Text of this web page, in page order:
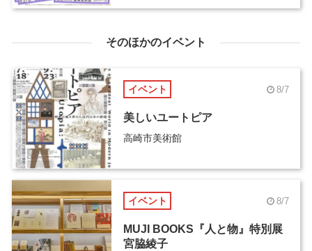
そのほかのイベント
イベント 8/7
美しいユートピア
高崎市美術館
イベント 8/7
MUJI BOOKS『人と物』特別展
宮脇綾子